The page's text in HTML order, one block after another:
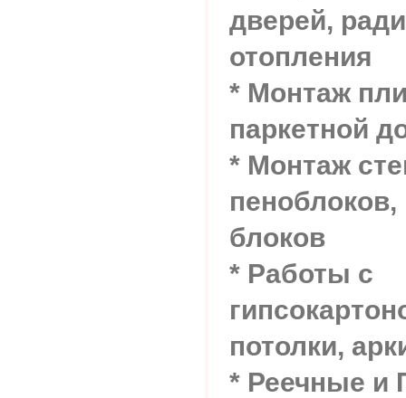
дверей,
отопления
* Монтаж
паркетной
* Монтаж
блоков
* Работы с
потолки,
* Реечные и